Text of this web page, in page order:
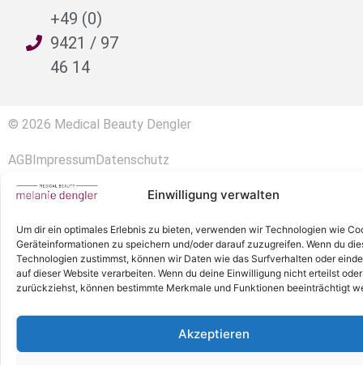
Einwilligung verwalten
Um dir ein optimales Erlebnis zu bieten, verwenden wir Technologien wie
Geräteinformationen zu speichern und/oder darauf zuzugreifen. Wenn du
Technologien zustimmst, können wir Daten wie das Surfverhalten oder
auf dieser Website verarbeiten. Wenn du deine Einwilligung nicht erteilst oder
zurückziehst, können bestimmte Merkmale und Funktionen beeinträchtigt
Akzeptieren
+49 (0)
9421 / 97
46 14
© 2026 Medical Beauty Dengler
AGBImpressumDatenschutz